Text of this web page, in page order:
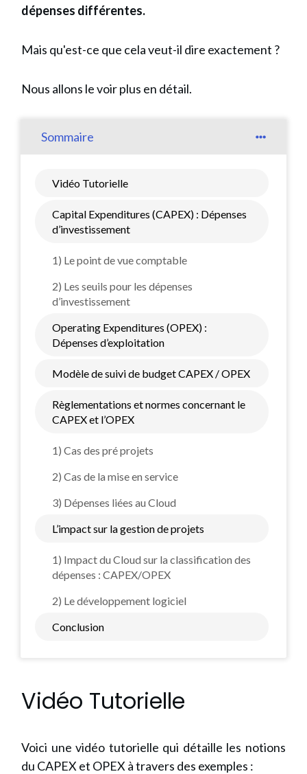
dépenses différentes.
Mais qu'est-ce que cela veut-il dire exactement ?
Nous allons le voir plus en détail.
Sommaire
Vidéo Tutorielle
Capital Expenditures (CAPEX) : Dépenses
d’investissement
1) Le point de vue comptable
2) Les seuils pour les dépenses
d’investissement
Operating Expenditures (OPEX) :
Dépenses d’exploitation
Modèle de suivi de budget CAPEX / OPEX
Règlementations et normes concernant le
CAPEX et l’OPEX
1) Cas des pré projets
2) Cas de la mise en service
3) Dépenses liées au Cloud
L’impact sur la gestion de projets
1) Impact du Cloud sur la classification des
dépenses : CAPEX/OPEX
2) Le développement logiciel
Conclusion
Vidéo Tutorielle
Voici une vidéo tutorielle qui détaille les notions
du CAPEX et OPEX à travers des exemples :